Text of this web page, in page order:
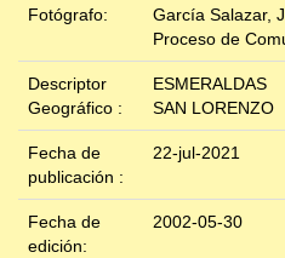
Fotógrafo:
García Salazar,
Proceso de
Descriptor
Geográfico :
ESMERALDAS
SAN LORENZO
Fecha de
publicación :
22-jul-2021
Fecha de
edición:
2002-05-30